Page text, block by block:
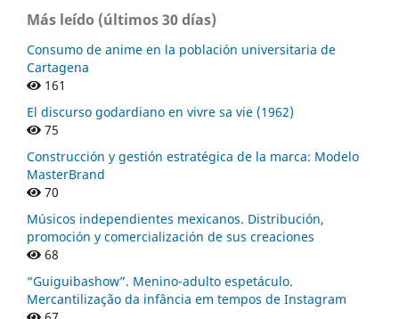
Más leído (últimos 30 días)
Consumo de anime en la población universitaria de
Cartagena
161
El discurso godardiano en vivre sa vie (1962)
75
Construcción y gestión estratégica de la marca: Modelo
MasterBrand
70
Músicos independientes mexicanos. Distribución,
promoción y comercialización de sus creaciones
68
“Guiguibashow”. Menino-adulto espetáculo.
Mercantilização da infância em tempos de Instagram